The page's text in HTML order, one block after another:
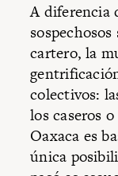
A diferencia
cartero, la
colectivos:
los caseros
Oaxaca es
única